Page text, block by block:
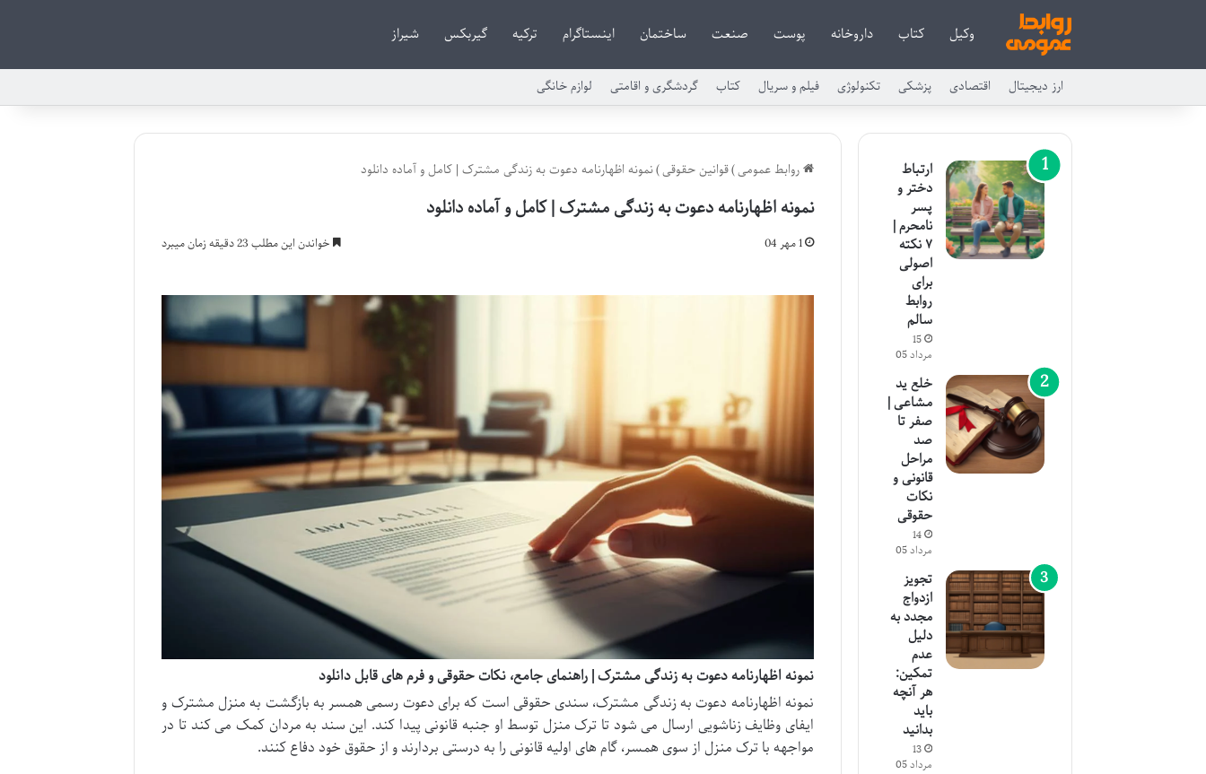
وکیل کتاب داروخانه پوست صنعت ساختمان اینستاگرام ترکیه گیربکس شیراز
ارز دیجیتال اقتصادی پزشکی تکنولوژی فیلم و سریال کتاب گردشگری و اقامتی لوازم خانگی
روابط عمومی)قوانین حقوقی)نمونه اظهارنامه دعوت به زندگی مشترک | کامل و آماده دانلود
نمونه اظهارنامه دعوت به زندگی مشترک | کامل و آماده دانلود
1 مهر 04 خواندن این مطلب 23 دقیقه زمان میبرد
نمونه اظهارنامه دعوت به زندگی مشترک | راهنمای جامع، نکات حقوقی و فرم های قابل دانلود
نمونه اظهارنامه دعوت به زندگی مشترک، سندی حقوقی است که برای دعوت رسمی همسر به بازگشت به منزل مشترک و
ایفای وظایف زناشویی ارسال می شود تا ترک منزل توسط او جنبه قانونی پیدا کند. این سند به مردان کمک می کند تا در
مواجهه با ترک منزل از سوی همسر، گام های اولیه قانونی را به درستی بردارند و از حقوق خود دفاع کنند.
ارتباط
دختر و
پسر
نامحرم |
۷ نکته
اصولی
برای
روابط
سالم
15
مرداد 05
خلع ید
مشاعی |
صفر تا
صد
مراحل
قانونی و
نکات
حقوقی
14
مرداد 05
تجویز
ازدواج
مجدد به
دلیل
عدم
تمکین:
هر آنچه
باید
بدانید
13
مرداد 05